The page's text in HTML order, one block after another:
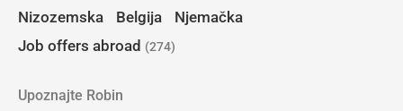
Nizozemska Belgija
Njemačka
Job offers abroad (274)
Upoznajte Robin